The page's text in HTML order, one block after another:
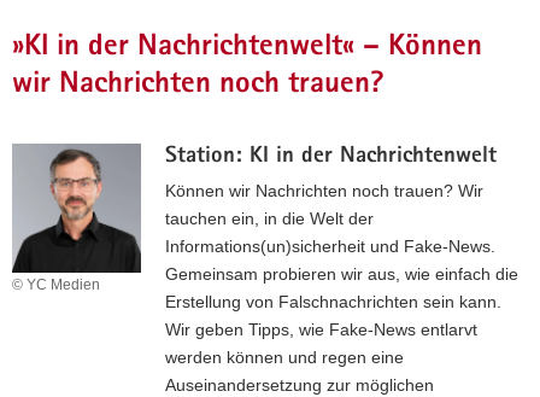
»KI in der Nachrichtenwelt« – Können
wir Nachrichten noch trauen?
Station: KI in der Nachrichtenwelt
© YC Medien
Können wir Nachrichten noch trauen? Wir
tauchen ein, in die Welt der
Informations(un)sicherheit und Fake-News.
Gemeinsam probieren wir aus, wie einfach die
Erstellung von Falschnachrichten sein kann.
Wir geben Tipps, wie Fake-News entlarvt
werden können und regen eine
Auseinandersetzung zur möglichen